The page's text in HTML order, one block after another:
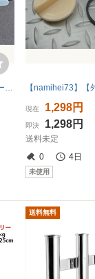
現在 1,298円
即決 1,298円
送料未定
0
4日
未使用
送料無料